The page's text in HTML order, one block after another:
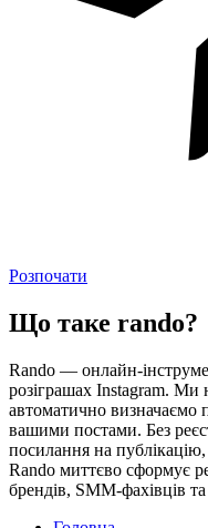
Розпочати
Що таке rando?
Rando — онлайн-
розіграшах Instagram.
автоматично визначаємо
вашими постами. Без
посилання на публікацію,
Rando миттєво сформує
брендів, SMM-фахівців